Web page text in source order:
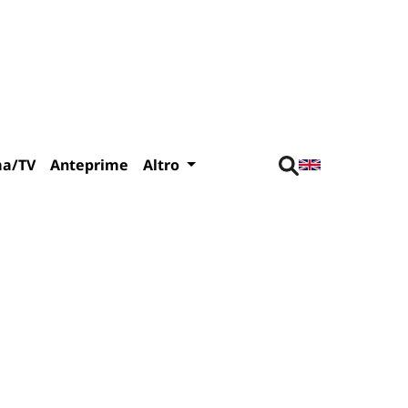
TV Anteprime Altro